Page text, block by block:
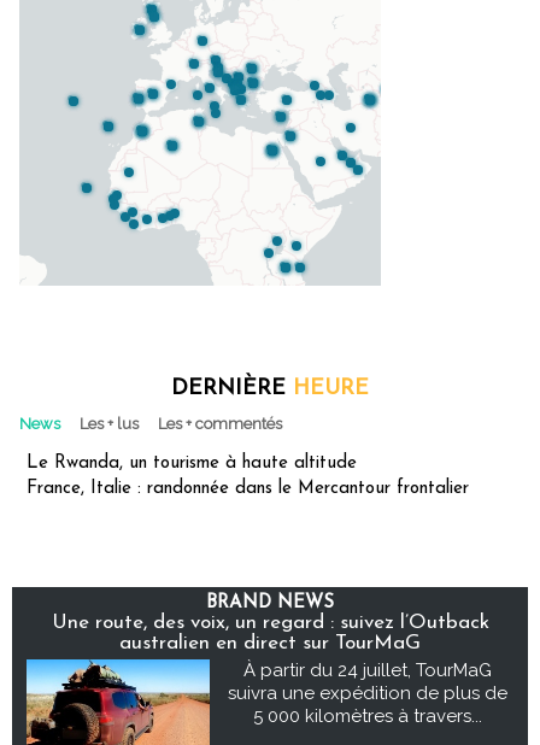
DERNIÈRE HEURE
News Les + lus Les + commentés
Le Rwanda, un tourisme à haute altitude
France, Italie : randonnée dans le Mercantour frontalier
BRAND NEWS
Une route, des voix, un regard : suivez l’Outback
australien en direct sur TourMaG
À partir du 24 juillet, TourMaG
suivra une expédition de plus de
5 000 kilomètres à travers...